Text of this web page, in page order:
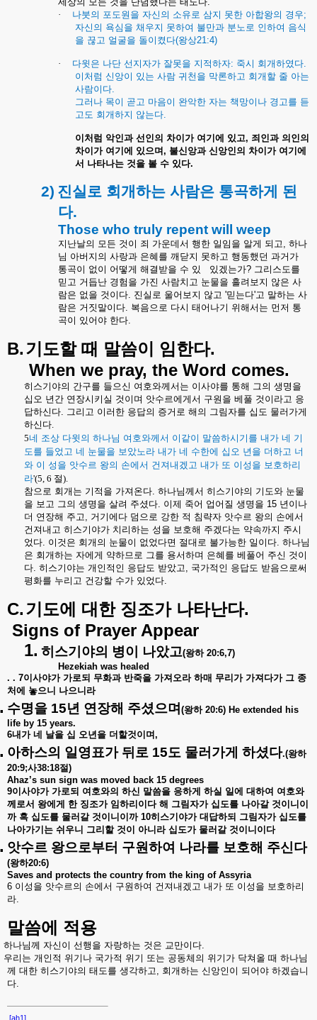
·
나붓의 포도원을 자신의 소유로 삼지 못한 아합왕의 경우;
자신의 욕심을 채우지 못하여 불만과 분노로 인하여 음식
을 끊고 얼굴을 돌이켰다(왕상21:4)
· 다윗은 나단 선지자가 잘못을 지적하자: 죽시 회개하였다.
이처럼 신앙이 있는 사람 귀천을 막론하고 회개할 줄 아는
사람이다.
그러나 목이 곧고 마음이 완악한 자는 책망이나 경고를 듣
고도 회개하지 않는다.
이처럼 악인과 선인의 차이가 여기에 있고, 죄인과 의인의
차이가 여기에 있으며 , 불신앙과 신앙인의 차이가 여기에
서 나타나는 것을 볼 수 있다.
2) 진실로 회개하는 사람은 통곡하게 된
다.
Those who truly repent will weep
지난날의 모든 것이 죄 가운데서 행한 일임을 알게 되고, 하나
님 아버지의 사랑과 은혜를 깨닫지 못하고 행동했던 과거가
통곡이 없이 어떻게 해결받을 수 있
있겠는가? 그리스도를
믿고 거듭난 경험을 가진 사람치고 눈물을 흘려보지 않은 사
람은 없을 것이다. 진실로 울어보지 않고 '믿는다'고 말하는 사
람은 거짓말이다. 복음으로 다시 태어나기 위해서는 먼저 통
곡이 있어야 한다.
B.기도할 때 말씀이 임한다.
When we pray, the Word comes.
히스기야의 간구를 들으신 여호와께서는 이사야를 통해 그의 생명을
십오 년간 연장시키실 것이며 앗수르에게서 구원을 베풀 것이라고 응
답하신다. 그리고 이러한 응답의 증거로 해의 그림자를 십도 물러가게
하신다.
5네 조상 다윗의 하나님 여호와께서 이같이 말씀하시기를 내가 네 기
도를 들었고 네 눈물을 보았노라 내가 네 수한에 십오 년을 더하고 너
와 이 성을 앗수르 왕의 손에서 건져내겠고 내가 또 이성을 보호하리
라'(5, 6 절).
참으로 회개는 기적을 가져온다. 하나님께서 히스기야의 기도와 눈물
을 보고 그의 생명을 살려 주셨다. 이제 죽어 업어질 생명을 15 년이나
더 연장해 주고, 거기에다 덤으로 강한 적 침략자 앗수르 왕의 손에서
건져내고 히스기야가 치리하는 성을 보호해 주겠다는 약속까지 주시
었다. 이것은 회개의 눈물이 없었다면 절대로 불가능한 일이다. 하나님
은 회개하는 자에게 약하므로 그를 용서하며 은혜를 베풀어 주신 것이
다. 히스기야는 개인적인 응답도 받았고, 국가적인 응답도 받음으로써
평화를 누리고 건강할 수가 있었다.
C.기도에 대한 징조가 나타난다.
Signs of Prayer Appear
1. 히스기야의 병이 나았고(왕하 20:6,7)
Hezekiah was healed
. . 7이사야가 가로되 무화과 반죽을 가져오라 하매 무리가 가져다가 그 종
처에 놓으니 나으니라
수명을 15년 연장해 주셨으며 (왕하 20:6) He extended his
life by 15 years.
6내가 네 날을 십 오년을 더할것이며 ,
아하스의 일영표가 뒤로 15도 물러가게 하셨다.(왕하
20:9;사38:18절)
Ahaz’s sun sign was moved back 15 degrees
9이사야가 가로되 여호와의 하신 말씀을 응하게 하실 일에 대하여 여호와
께로서 왕에게 한 징조가 임하리이다 해 그림자가 십도를 나아갈 것이니이
까 혹 십도를 물러갈 것이니이까10히스기야가 대답하되 그림자가 십도를
나아가기는 쉬우니 그리할 것이 아니라 십도가 물러갈 것이니이다
앗수르 왕으로부터 구원하여 나라를 보호해 주신다
(왕하20:6)
Saves and protects the country from the king of Assyria
6 이성을 앗수르의 손에서 구원하여 건져내겠고 내가 또 이성을 보호하리
라.
말씀에 적용
하나님께 자신이 선행을 자랑하는 것은 교만이다.
우리는 개인적 위기나 국가적 위기 또는 공동체의 위기가 닥쳐올 때 하나님
께 대한 히스기야의 태도를 생각하고, 회개하는 신앙인이 되어야 하겠습니
다.
[ah1]